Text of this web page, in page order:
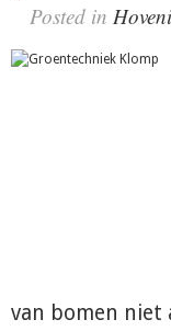
Posted in
van bomen niet